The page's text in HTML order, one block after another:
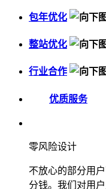
包年优化
整站优化
行业合作
优质服务
零风险设计
不放心的部分用
分钱。我们对用